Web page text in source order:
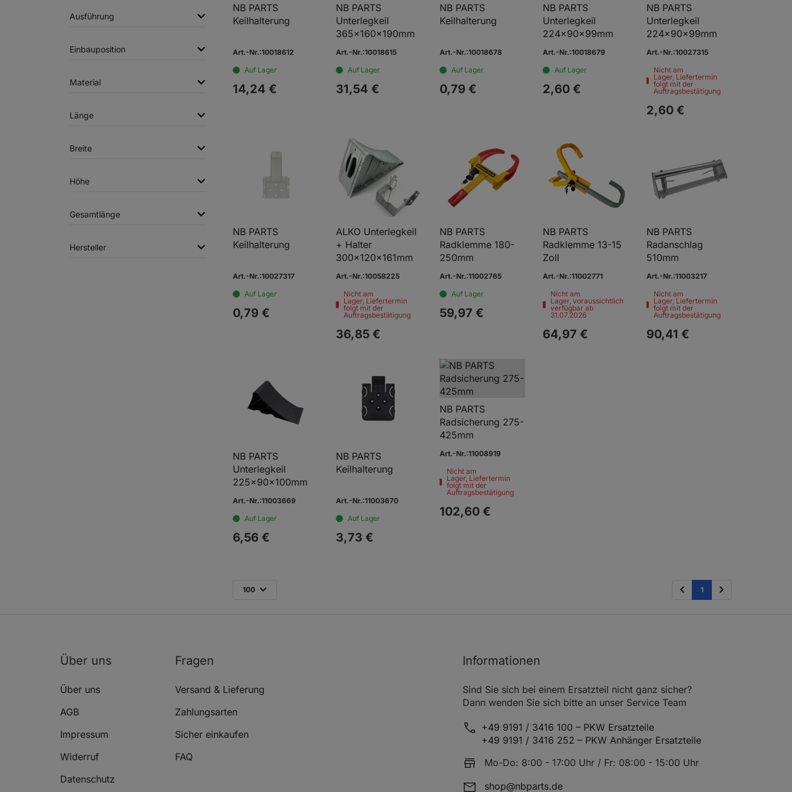
Ausführung
Einbauposition
Material
Länge
Breite
Höhe
Gesamtlänge
Hersteller
NB PARTS
Keilhalterung
Art.-Nr.:10018612
Auf Lager
14,24 €
NB PARTS
Unterlegkeil
365x160x190mm
Art.-Nr.:10018615
Auf Lager
31,54 €
NB PARTS
Keilhalterung
Art.-Nr.:10018678
Auf Lager
0,79 €
NB PARTS
Unterlegkeil
224x90x99mm
Art.-Nr.:10018679
Auf Lager
2,60 €
NB PARTS
Unterlegkeil
224x90x99mm
Art.-Nr.:10027315
Nicht am
Lager, Liefertermin
folgt mit der
Auftragsbestätigung
2,60 €
NB PARTS
Keilhalterung
Art.-Nr.:10027317
Auf Lager
0,79 €
ALKO Unterlegkeil
+ Halter
300x120x161mm
Art.-Nr.:10058225
Nicht am
Lager, Liefertermin
folgt mit der
Auftragsbestätigung
36,85 €
NB PARTS
Radklemme 180-
250mm
Art.-Nr.:11002765
Auf Lager
59,97 €
NB PARTS
Radklemme 13-15
Zoll
Art.-Nr.:11002771
Nicht am
Lager, voraussichtlich
verfügbar ab
31.07.2026
64,97 €
NB PARTS
Radanschlag
510mm
Art.-Nr.:11003217
Nicht am
Lager, Liefertermin
folgt mit der
Auftragsbestätigung
90,41 €
NB PARTS
Unterlegkeil
225x90x100mm
Art.-Nr.:11003669
Auf Lager
6,56 €
NB PARTS
Keilhalterung
Art.-Nr.:11003670
Auf Lager
3,73 €
NB PARTS
Radsicherung 275-
425mm
Art.-Nr.:11008919
Nicht am
Lager, Liefertermin
folgt mit der
Auftragsbestätigung
102,60 €
100 1
Über uns
Über uns
AGB
Impressum
Widerruf
Datenschutz
Fragen
Versand & Lieferung
Zahlungsarten
Sicher einkaufen
FAQ
Informationen
Sind Sie sich bei einem Ersatzteil nicht ganz sicher?
Dann wenden Sie sich bitte an unser Service Team
+49 9191 / 3416 100 – PKW Ersatzteile
+49 9191 / 3416 252 – PKW Anhänger Ersatzteile
Mo-Do: 8:00 - 17:00 Uhr / Fr: 08:00 - 15:00 Uhr
shop@nbparts.de